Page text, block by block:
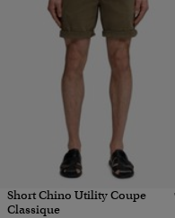
Short Chino Utility Coupe
Classique